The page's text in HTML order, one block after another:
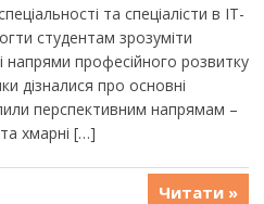
та спеціалісти в ІТ-
студентам зрозуміти
напрями професійного розвитку
дізналися про основні
перспективним напрямам –
хмарні […]
Читати »